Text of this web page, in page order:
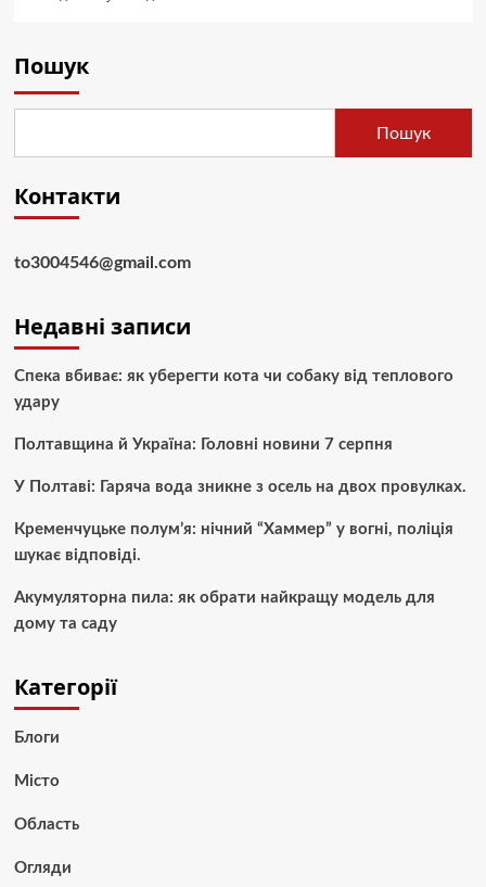
Пошук
Пошук
Контакти
to3004546@gmail.com
Недавні записи
Спека вбиває: як уберегти кота чи собаку від теплового
удару
Полтавщина й Україна: Головні новини 7 серпня
У Полтаві: Гаряча вода зникне з осель на двох провулках.
Кременчуцьке полум’я: нічний “Хаммер” у вогні, поліція
шукає відповіді.
Акумуляторна пила: як обрати найкращу модель для
дому та саду
Категорії
Блоги
Місто
Область
Огляди